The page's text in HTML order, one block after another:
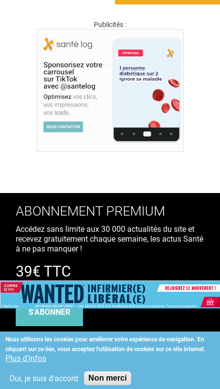
Publicités :
Nous utilisons les cookies pour améliorer votre expérience de navigation. En
cliquant sur ce lien, vous acceptez l'utilisation de cookies sur ce site internet.
Plus d'infos
Oui, je suis d'accord Non merci
ABONNEMENT PREMIUM
Accédez sans limite aux 30 000 actualités du site et
recevez gratuitement chaque semaine, les actus Santé
à ne pas manquer !
39€ TTC
/ an
S'ABONNER
Copyright
KAURIWEB